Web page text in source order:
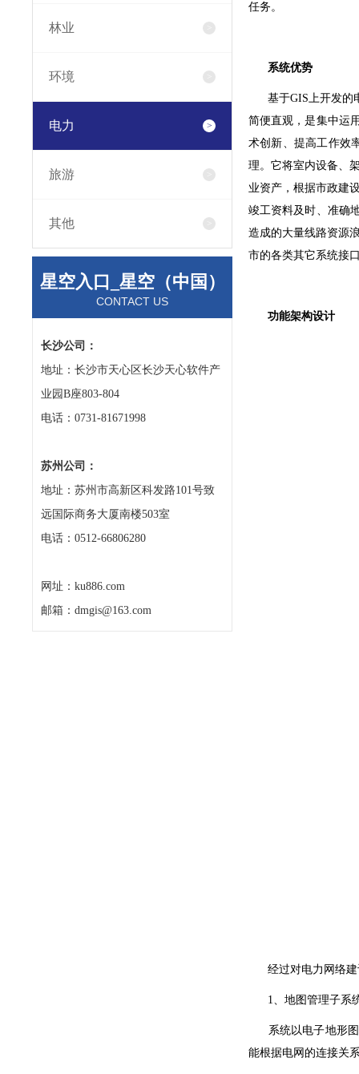
林业
环境
电力
旅游
其他
星空入口_星空（中国）
CONTACT US
长沙公司：
地址：长沙市天心区长沙天心软件产
业园B座803-804
电话：0731-81671998
苏州公司：
地址：苏州市高新区科发路101号致
远国际商务大厦南楼503室
电话：0512-66806280
网址：ku886.com
邮箱：dmgis@163.com
任务。
系统优势
基于GIS上开发的电
简便直观，是集中运
术创新、提高工作效
理。它将室内设备、
业资产，根据市政建
竣工资料及时、准确
造成的大量线路资源
市的各类其它系统接
功能架构设计
经过对电力网络建
1、地图管理子系
系统以电子地形
能根据电网的连接关